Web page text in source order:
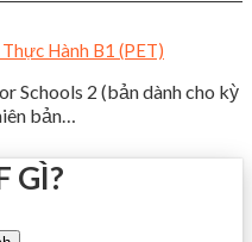
Thực Hành B1 (PET)
Schools 2 (bản dành cho kỳ
bản…
GÌ?